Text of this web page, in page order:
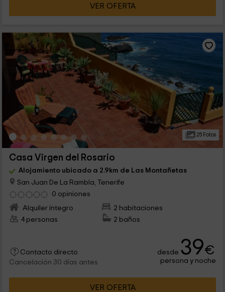
VER OFERTA
25 Fotos
Casa Virgen del Rosario
Alojamiento ubicado a 2.9km de Las Montañetas
San Juan De La Rambla, Tenerife
0 opiniones
Alquiler íntegro
2 habitaciones
4 personas
2 baños
Contacto directo
Cancelación 30 días antes
desde 39€
persona y noche
VER OFERTA